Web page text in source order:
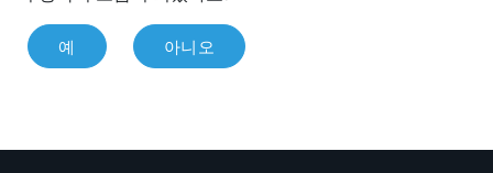
예 아니오